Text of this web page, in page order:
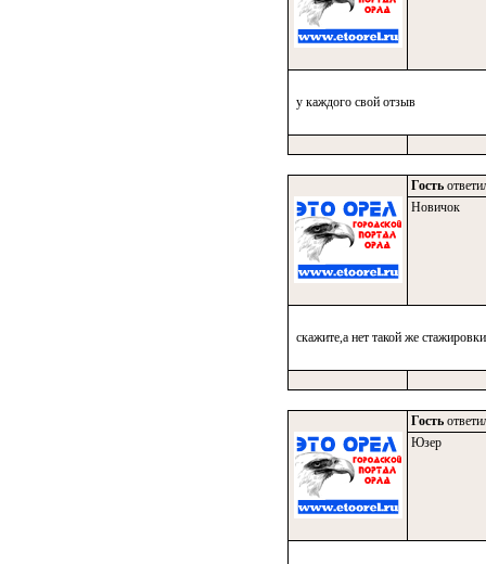
у каждого свой отзыв
Гость
Новичок
скажите,а нет такой же
Гость
Юзер